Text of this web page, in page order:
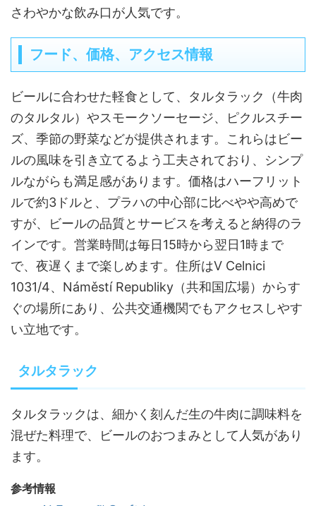
さわやかな飲み口が人気です。
フード、価格、アクセス情報
ビールに合わせた軽食として、タルタラック（牛肉
のタルタル）やスモークソーセージ、ピクルスチー
ズ、季節の野菜などが提供されます。これらはビー
ルの風味を引き立てるよう工夫されており、シンプ
ルながらも満足感があります。価格はハーフリット
ルで約3ドルと、プラハの中心部に比べやや高めで
すが、ビールの品質とサービスを考えると納得のラ
インです。営業時間は毎日15時から翌日1時まで
で、夜遅くまで楽しめます。住所はV Celnici
1031/4、Náměstí Republiky（共和国広場）からす
ぐの場所にあり、公共交通機関でもアクセスしやす
い立地です。
タルタラック
タルタラックは、細かく刻んだ生の牛肉に調味料を
混ぜた料理で、ビールのおつまみとして人気があり
ます。
参考情報